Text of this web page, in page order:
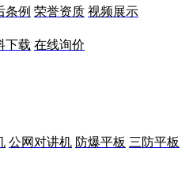
条例 荣誉资质 视频展示
下载 在线询价
公网对讲机 防爆平板 三防平板